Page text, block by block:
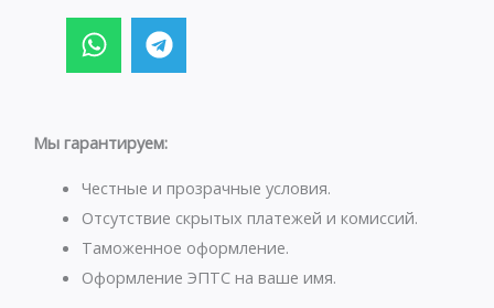
W
h
a
s
p
p
T
e
l
g
a
m
Мы гарантируем:
Честные и прозрачные условия.
Отсутствие скрытых платежей и комиссий.
Таможенное оформление.
Оформление ЭПТС на ваше имя.